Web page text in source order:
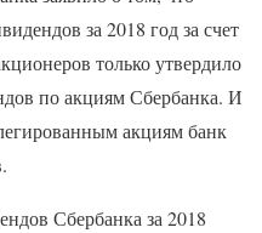
за 2018 год за счет
только утвердило
по акциям Сбербанка. И
акциям банк
Сбербанка за 2018